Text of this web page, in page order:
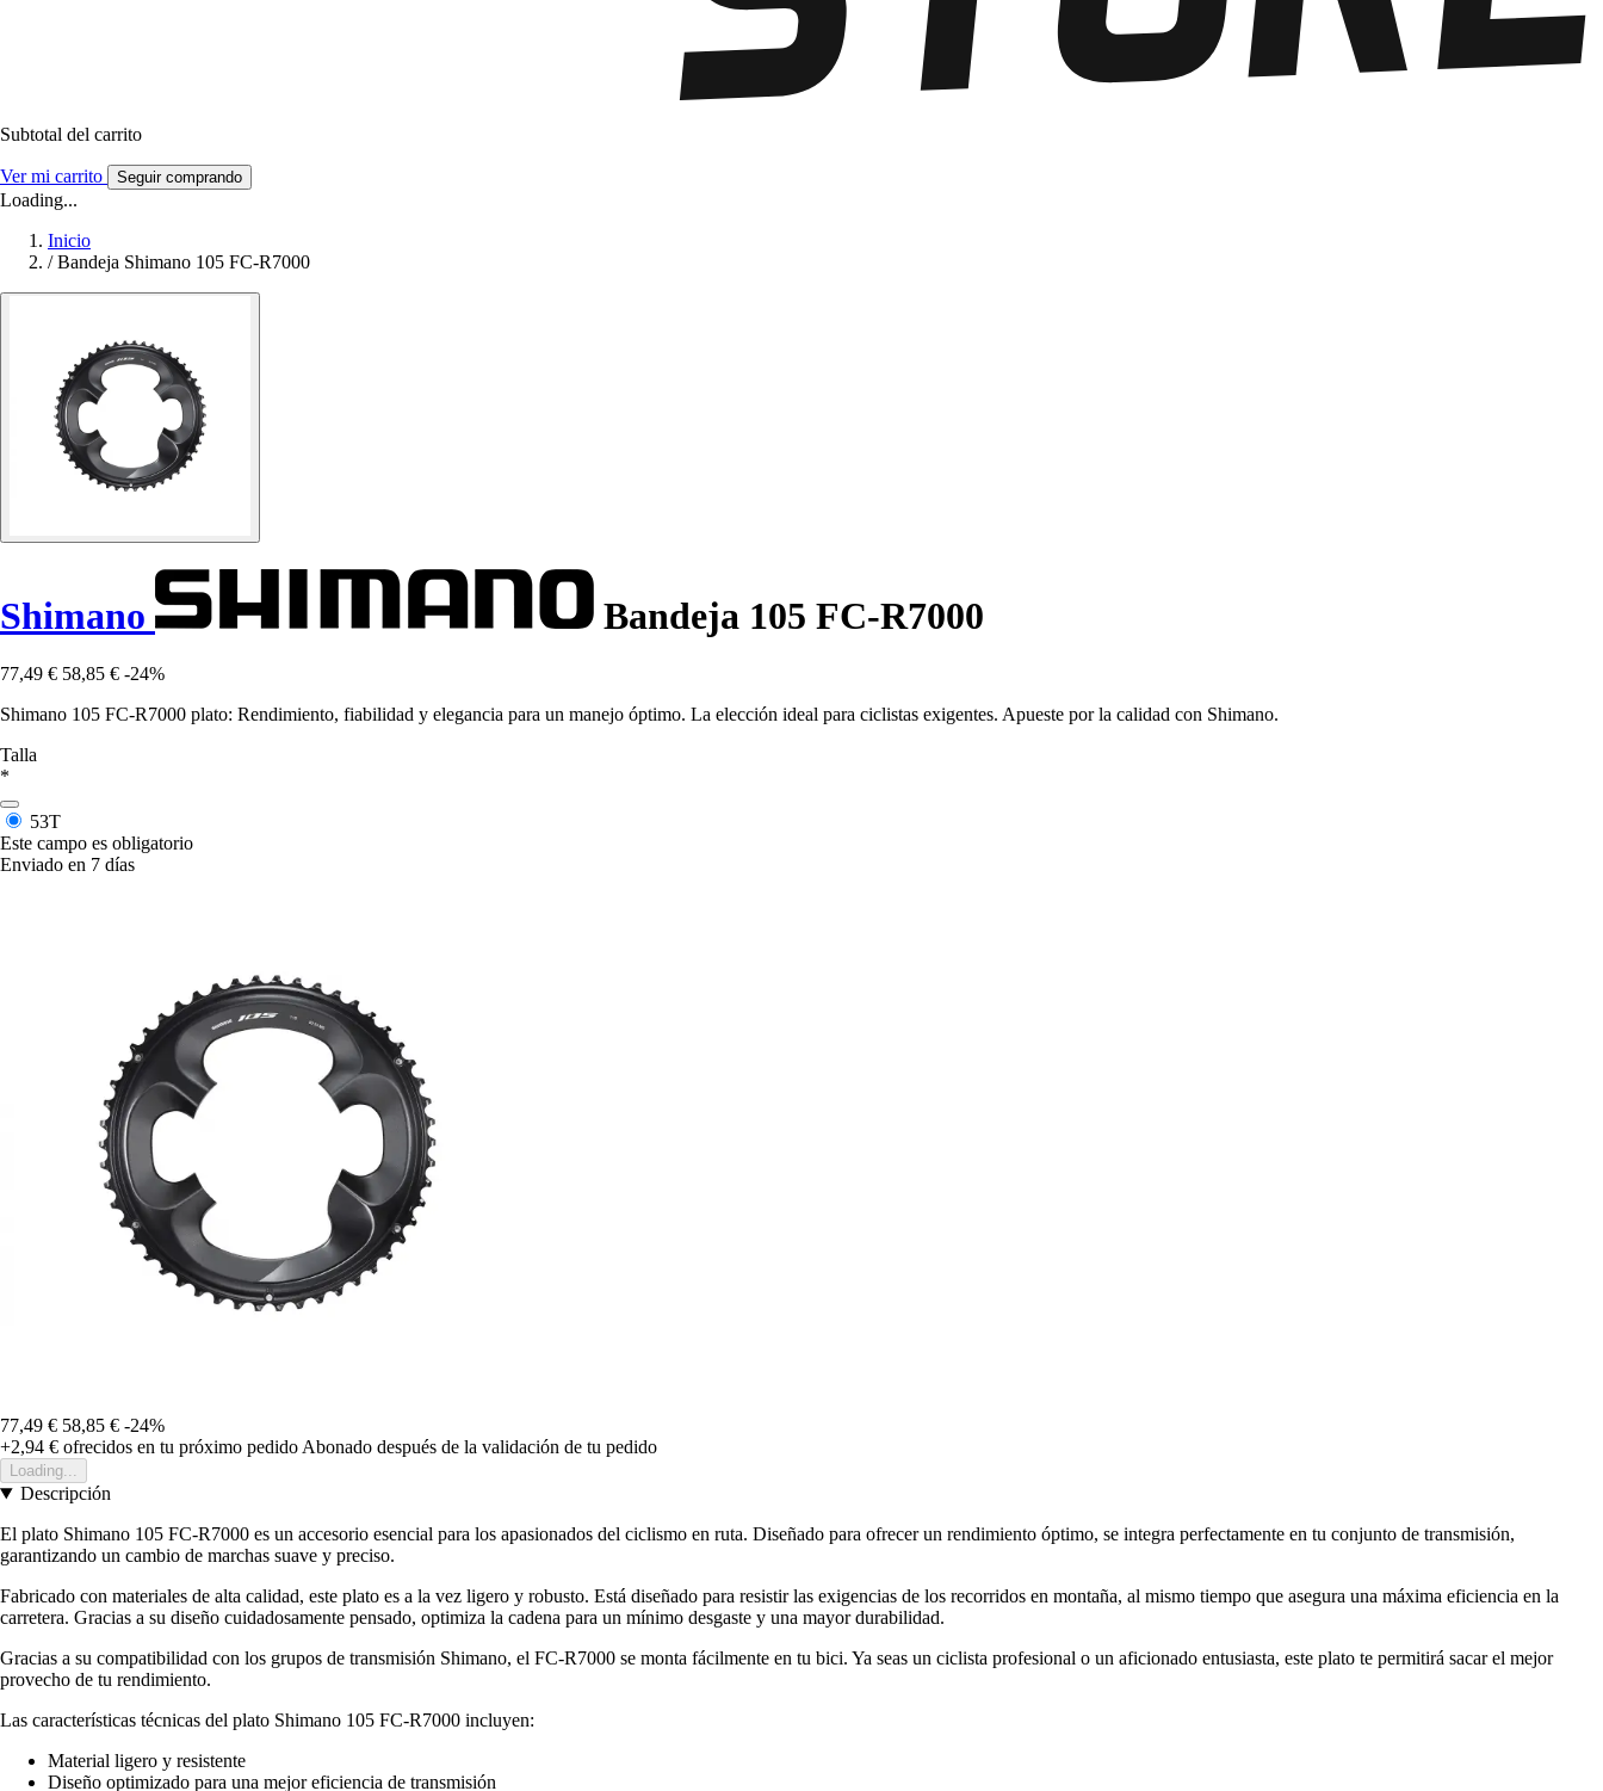
Subtotal del carrito
Ver mi carrito Seguir comprando
Loading...
Inicio
/ Bandeja Shimano 105 FC-R7000
Shimano Bandeja 105 FC-R7000
77,49 € 58,85 € -24%
Shimano 105 FC-R7000 plato: Rendimiento, fiabilidad y elegancia para un manejo óptimo. La elección ideal para ciclistas exigentes. Apueste por la calidad con Shimano.
Talla
*
53T
Este campo es obligatorio
Enviado en 7 días
77,49 € 58,85 € -24%
+2,94 € ofrecidos en tu próximo pedido Abonado después de la validación de tu pedido
Loading...
Descripción
El plato Shimano 105 FC-R7000 es un accesorio esencial para los apasionados del ciclismo en ruta. Diseñado para ofrecer un rendimiento óptimo, se integra perfectamente en tu conjunto de transmisión,
garantizando un cambio de marchas suave y preciso.
Fabricado con materiales de alta calidad, este plato es a la vez ligero y robusto. Está diseñado para resistir las exigencias de los recorridos en montaña, al mismo tiempo que asegura una máxima eficiencia en la
carretera. Gracias a su diseño cuidadosamente pensado, optimiza la cadena para un mínimo desgaste y una mayor durabilidad.
Gracias a su compatibilidad con los grupos de transmisión Shimano, el FC-R7000 se monta fácilmente en tu bici. Ya seas un ciclista profesional o un aficionado entusiasta, este plato te permitirá sacar el mejor
provecho de tu rendimiento.
Las características técnicas del plato Shimano 105 FC-R7000 incluyen:
Material ligero y resistente
Diseño optimizado para una mejor eficiencia de transmisión